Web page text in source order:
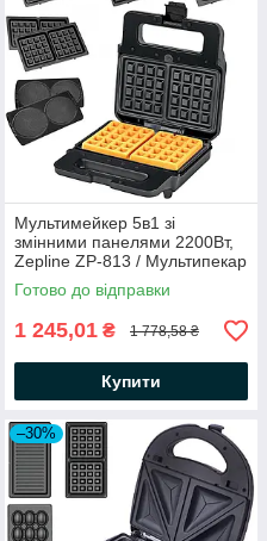
Мультимейкер 5в1 зі
змінними панелями 2200Вт,
Zepline ZP-813 / Мультипекар
/ Електрична вафельниця
Готово до відправки
1 245,01 ₴ 1 778,58 ₴
Купити
–30%